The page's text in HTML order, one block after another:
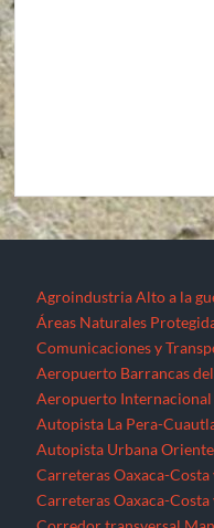
Agroindustria Alto a la
Áreas Naturales
Comunicaciones y
Aeropuerto Barrancas
Aeropuerto Internacional
Autopista La Pera-
Autopista Urbana Oriente
Carreteras Oaxaca-
Carreteras Oaxaca-